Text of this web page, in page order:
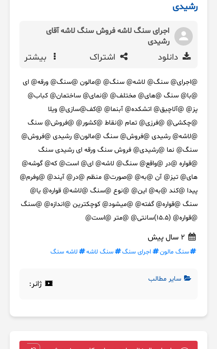
رشیدی
اجرای سنگ لاشه فروش سنگ لاشه آقای
رشیدی
دانلود اشتراک بیشتر
@اجرای@ سنگ@ لاشه@ سنگ@ @مالون @سنگ@ ورقه@ ای
@با@ سنگ @های@ مختلف@ @نمای@ ساختمان@ کباب@
پز@ @آلاچیق@ اتشکده@ آبنما@ @کف@سازی@ ویلا
@چکشی@ @فرزی@ تمام @نقاط @کشور@ @فروش@ سنگ
@لاشه@ رشیدی @فروش@ سنگ @مالون@ رشیدی @فروش@
سنگ@ نما @رشیدی@ فروش سنگ ورقه ای رشیدی سنگ
@قواره @در @واقع@ سنگ@ لاشه@ ای@ است@ که@ گوشه@
های@ تیز@ آن @به@ @صورت@ منظم @در@ آیند@ @وفرم@
پیدا @کند @به@ این@ @نوع @سنگ @لاشه@ قواره@ یا@
سنگ @قواره@ گفته@ @میشود@ کوچکترین @اندازه@ @سنگ
@قواره@ (15.5)سانتی@ @متر @است@
سنگ مالون اجرای سنگ سنگ لاشه لاشه سنگ
سایر مطالب ژانر: